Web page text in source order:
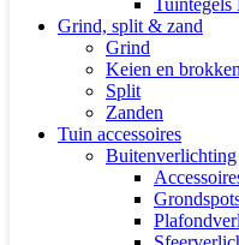
Grind, split & zand
Grind
Keien en brokken
Split
Zanden
Tuin accessoires
Buitenverlichting